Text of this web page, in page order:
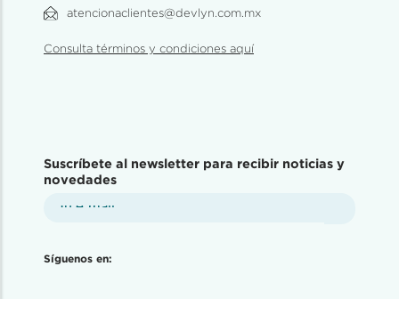
atencionaclientes@devlyn.com.mx
Consulta términos y condiciones aquí
Suscríbete al newsletter para recibir noticias y
novedades
Síguenos en: